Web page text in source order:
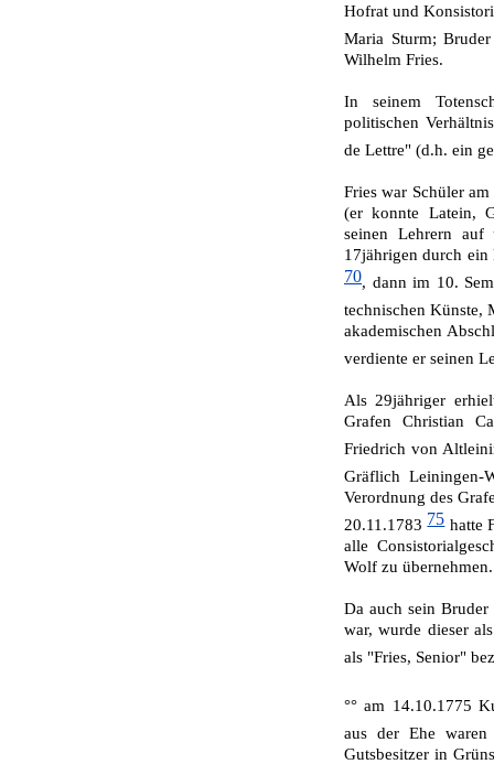
Hofrat und
Maria Sturm;
Wilhelm Fries.
In seinem
politischen
de Lettre" (d.h. ein
Fries war Schüler
(er konnte Latein,
seinen Lehrern auf
17jährigen durch ein
70, dann im 10.
technischen Künste,
akademischen
verdiente er seinen
Als 29jähriger
Grafen Christian
Friedrich von
Gräflich Leinin­gen-
Verordnung des
20.11.178375hatte
alle
Wolf zu übernehmen.
Da auch sein
war, wurde dieser
als "Fries, Senior"
°° am 14.10.1775
aus der Ehe
Gutsbesitzer in